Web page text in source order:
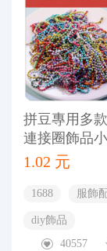
拼豆專用多
連接圈飾品
1.02 元
1688 服飾
diy飾品
40557